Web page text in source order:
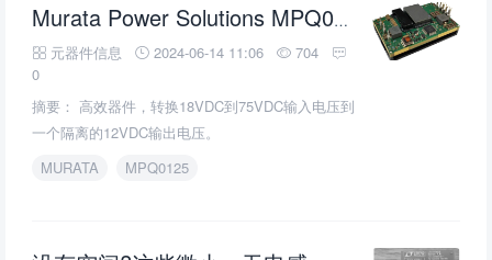
Murata Power Solutions MPQ0125隔离 DC/DC
元器件信息 2024-06-14 11:06
704
0
摘要： 高效器件，转换18VDC到75VDC输入电压到
一个隔离的12VDC输出电压。
MURATA
MPQ0125